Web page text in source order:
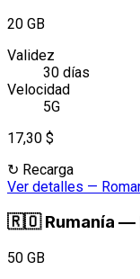
20 GB
Validez
30 días
Velocidad
5G
17,30 $
↻ Recarga
Ver detalles —
🇷🇴 Rumanía —
50 GB